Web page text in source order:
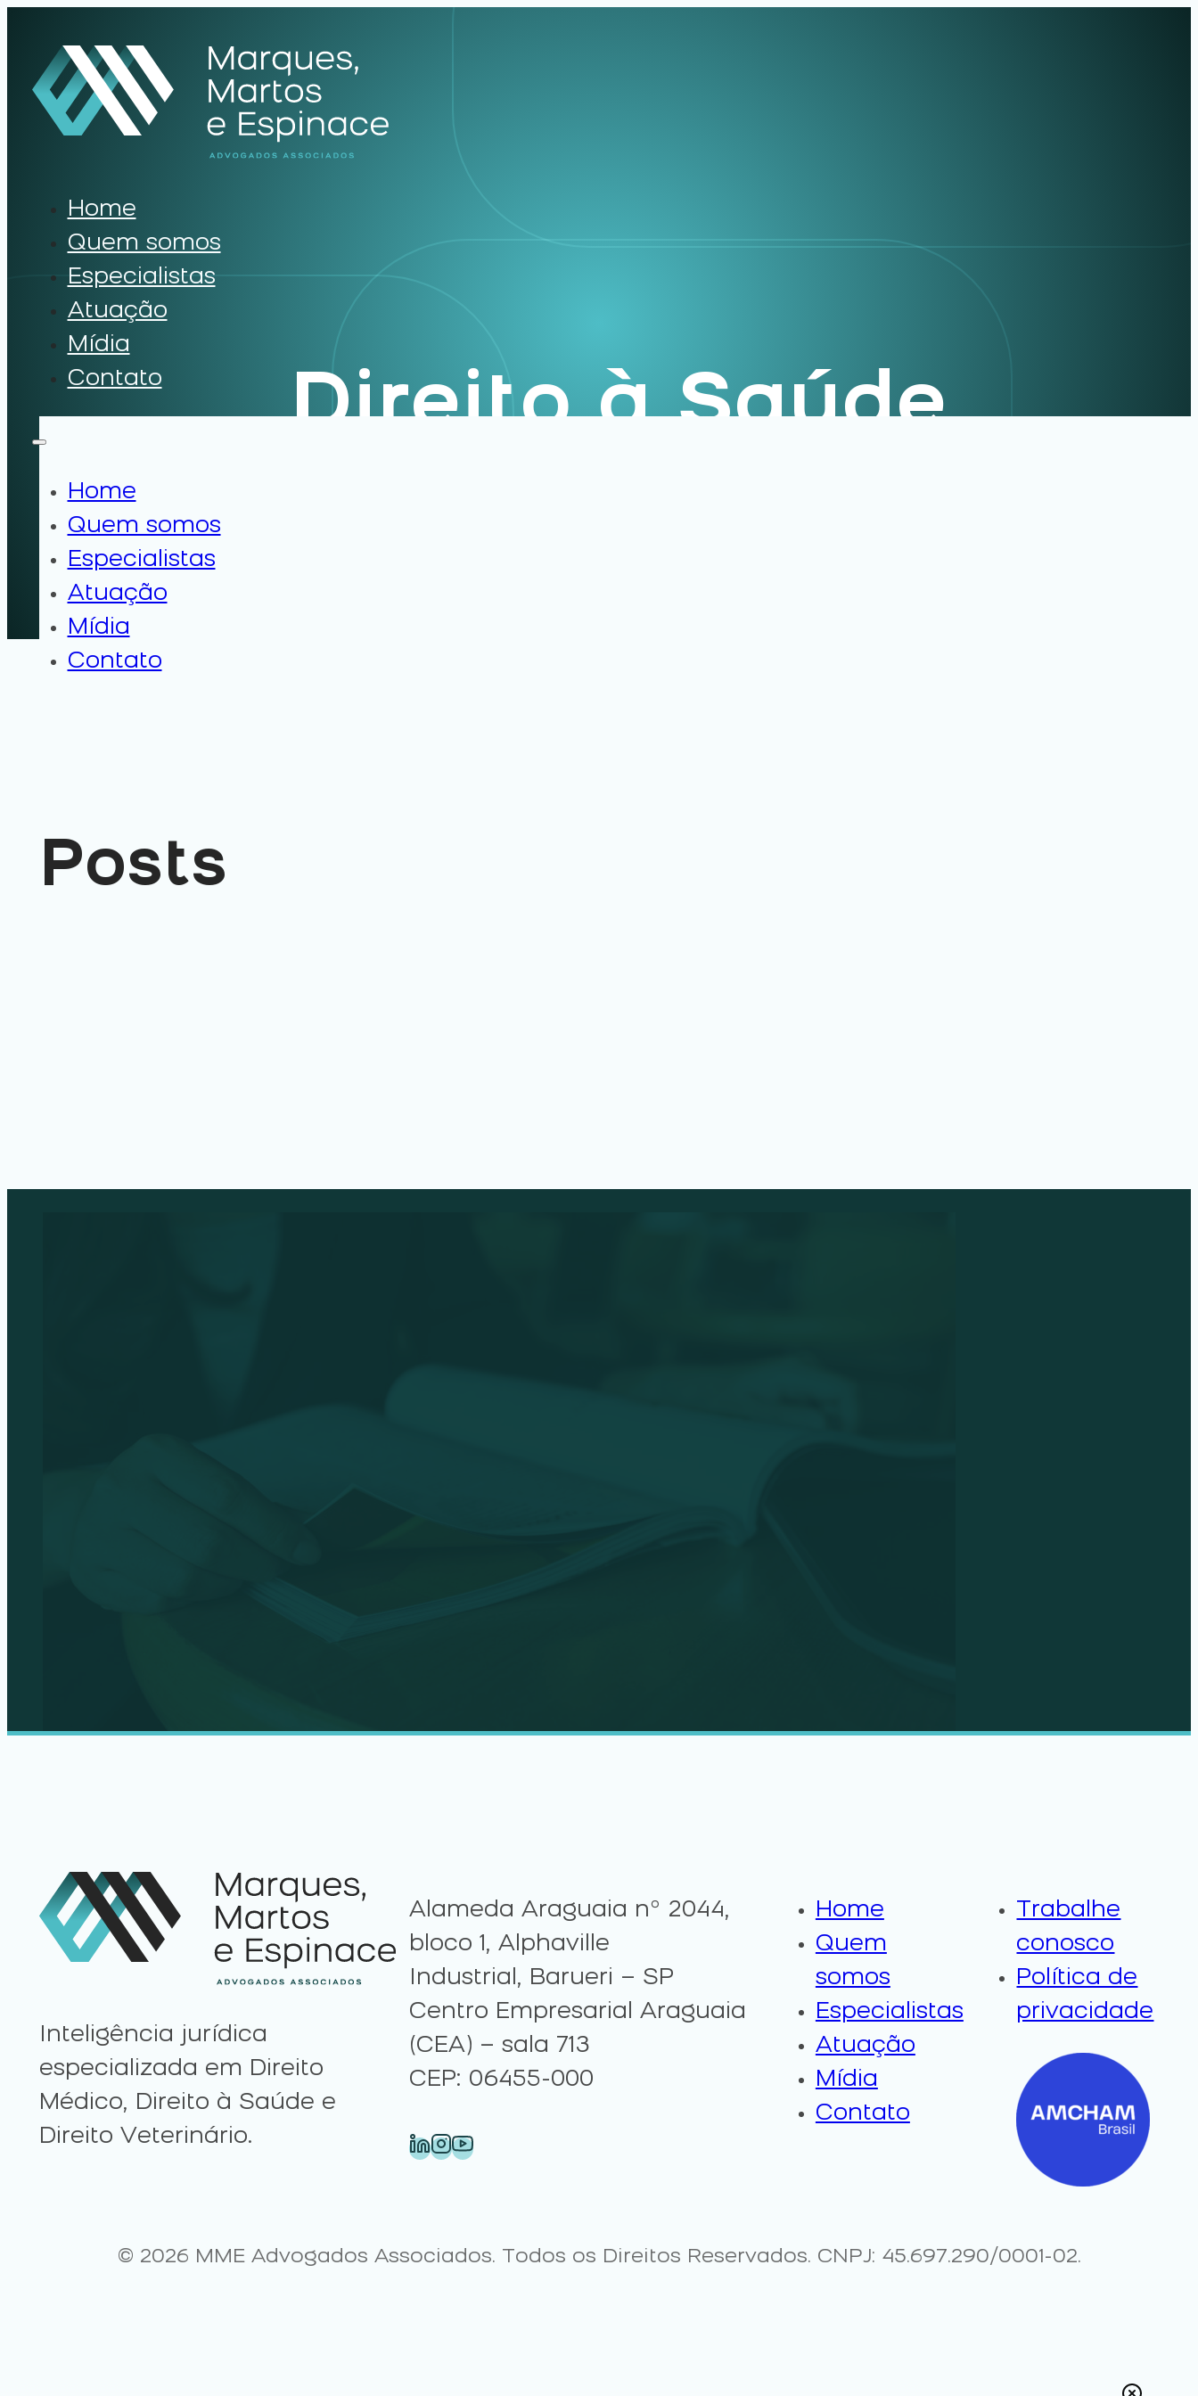
Home
Quem somos
Especialistas
Atuação
Mídia
Contato
Home
Quem somos
Especialistas
Atuação
Mídia
Contato
Direito à Saúde
Em nossa mídia, você encontrará conhecimento técnico e
contribuindo para o debate qualificado do Direito.
Posts
Inteligência jurídica
especializada em Direito
Médico, Direito à Saúde e
Direito Veterinário.
Alameda Araguaia nº 2044,
bloco 1, Alphaville
Industrial, Barueri – SP
Centro Empresarial Araguaia
(CEA) – sala 713
CEP: 06455-000
Home
Quem
somos
Especialistas
Atuação
Mídia
Contato
Trabalhe
conosco
Política de
privacidade
© 2026 MME Advogados Associados. Todos os Direitos Reservados. CNPJ: 45.697.290/0001-02.